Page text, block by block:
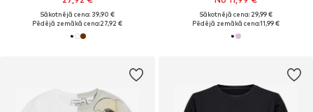
Sākotnējā cena: 39,90 €
Pēdējā zemākā cena:27,92 €
Sākotnējā cena: 29,99 €
Pēdējā zemākā cena:11,99 €